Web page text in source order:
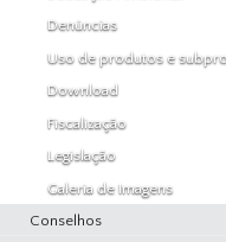
Atribuições
Quem é Quem
Licenciamento Ambiental
Denúncias
Uso de produtos e
Download
Fiscalização
Legislação
Galeria de Imagens
Conselhos